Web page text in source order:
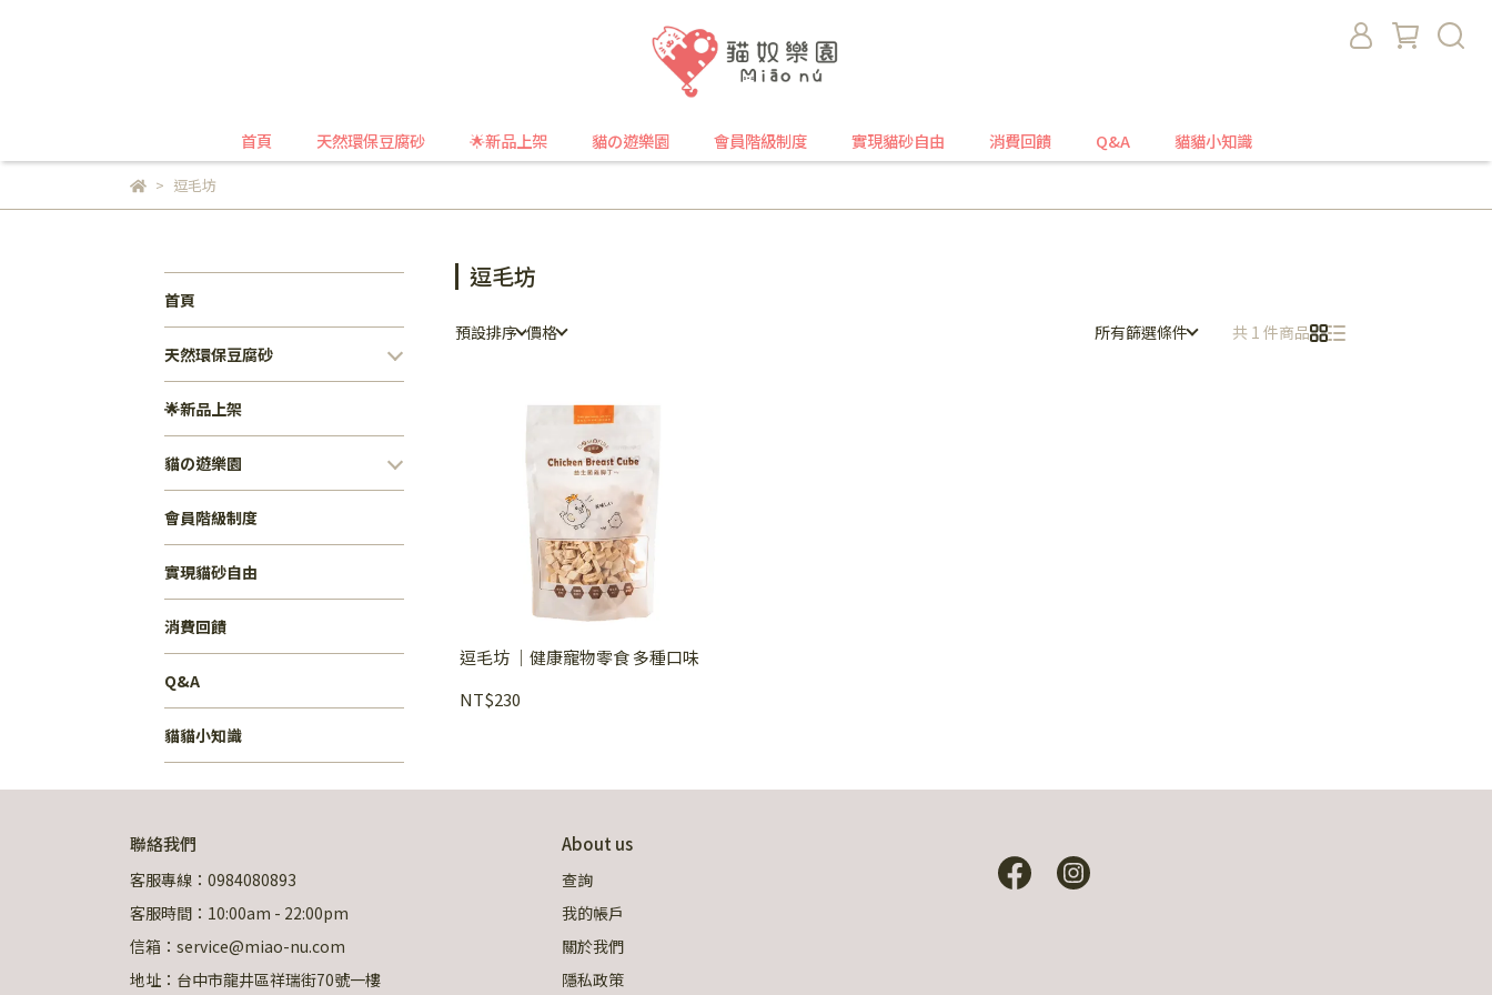
首頁 天然環保豆腐砂 🌟新品上架 貓の遊樂園 會員階級制度 實現貓砂自由 消費回饋 Q&A 貓貓小知識
逗毛坊
首頁
天然環保豆腐砂
🌟新品上架
貓の遊樂園
會員階級制度
實現貓砂自由
消費回饋
Q&A
貓貓小知識
逗毛坊
預設排序 價格 所有篩選條件 共 1 件商品
逗毛坊 ｜健康寵物零食 多種口味
NT$230
聯絡我們
客服專線：0984080893
客服時間：10:00am - 22:00pm
信箱：service@miao-nu.com
地址：台中市龍井區祥瑞街70號一樓
About us
查詢
我的帳戶
關於我們
隱私政策